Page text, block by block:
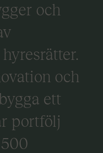
och
och
ett
portfölj